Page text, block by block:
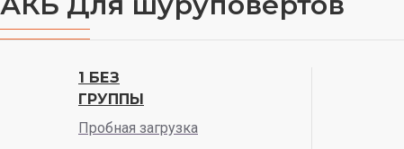
1 БЕЗ
ГРУППЫ
Пробная загрузка